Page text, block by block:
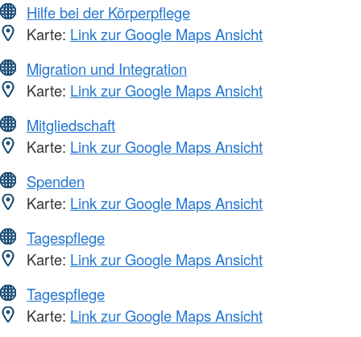
Hilfe bei der Körperpflege
Karte: Link zur Google Maps Ansicht
Migration und Integration
Karte: Link zur Google Maps Ansicht
Mitgliedschaft
Karte: Link zur Google Maps Ansicht
Spenden
Karte: Link zur Google Maps Ansicht
Tagespflege
Karte: Link zur Google Maps Ansicht
Tagespflege
Karte: Link zur Google Maps Ansicht